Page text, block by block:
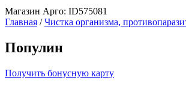
Магазин Арго: ID575081
Главная /Чистка организма,
Популин
Получить бонусную карту